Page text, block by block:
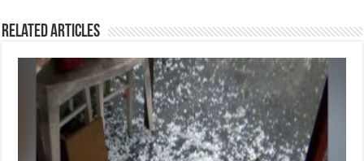
Related Articles